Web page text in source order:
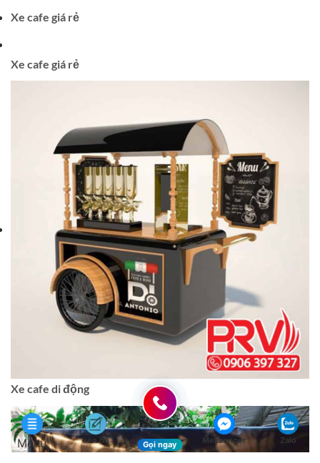
Xe cafe giá rẻ
Xe cafe giá rẻ
Xe cafe di động
Menu liên hệ Gọi ngay Messenger Zalo